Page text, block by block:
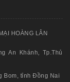
HOÀNG LÂN
An Khánh, Tp.Thủ
Bom, tỉnh Đồng Nai